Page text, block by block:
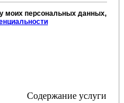
моих персональных данных, в
Содержание услуги